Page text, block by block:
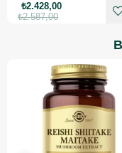
₺2.428,00
₺2.587,00